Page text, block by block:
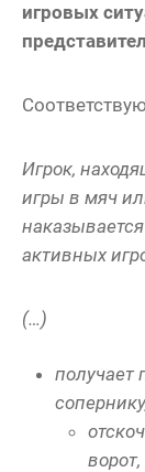
игровых
Игрок,
игры в мяч
активных
(…)
получает